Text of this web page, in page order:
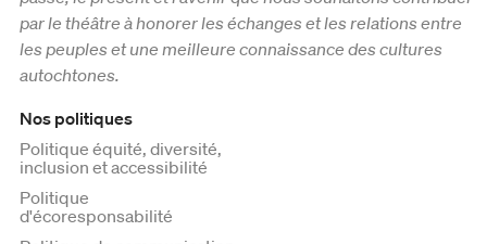
par le théâtre à honorer les échanges et les relations entre
les peuples et une meilleure connaissance des cultures
autochtones.
Nos politiques
Politique équité, diversité,
inclusion et accessibilité
Politique
d'écoresponsabilité